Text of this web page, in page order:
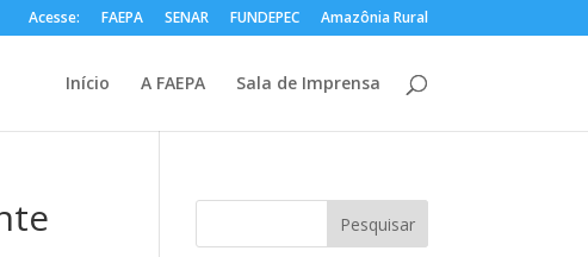
Acesse: FAEPA SENAR FUNDEPEC Amazônia Rural
Início A FAEPA Sala de Imprensa
Pesquisar